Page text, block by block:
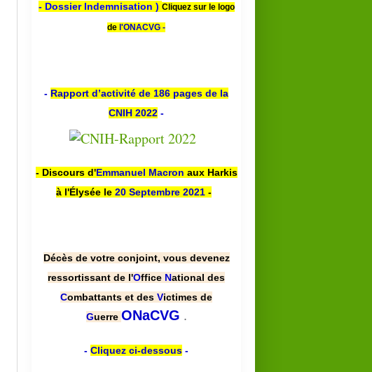
- Dossier Indemnisation ) Cliquez sur le logo
de l'ONACVG -
- Rapport d’activité de 186 pages de la
CNIH 2022 -
- Discours d'Emmanuel Macron aux Harkis
à l'Élysée le 20 Septembre 2021 -
Décès de votre conjoint, vous devenez
ressortissant de l'Office National des
Combattants et des Victimes de
Guerre ONaCVG .
- Cliquez ci-dessous -